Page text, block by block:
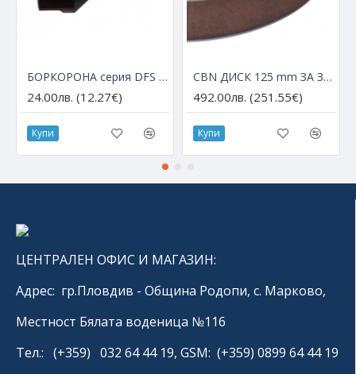
БОРКОРОНА серия DFS с М14 за ъглошлайф – Ø 6 мм
24.00лв. (12.27€)
Купи
CBN ДИСК 125 mm ЗА ЗАТОЧВАНЕ НА HSS ДИСКОВЕ
492.00лв. (251.55€)
Купи
ЦЕНТРАЛЕН ОФИС И МАГАЗИН:
Адрес: гр.Пловдив - Община Родопи, с. Марково,
Местност Бялата воденица №116
Тел.: (+359) 032 64 44 19, GSM: (+359) 0899 64 44 19